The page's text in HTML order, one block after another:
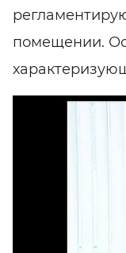
помещении.